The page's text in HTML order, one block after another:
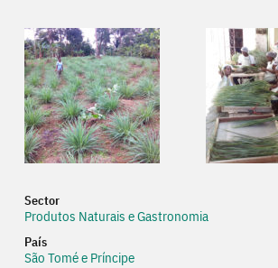
Sector
Produtos Naturais e Gastronomia
País
São Tomé e Príncipe